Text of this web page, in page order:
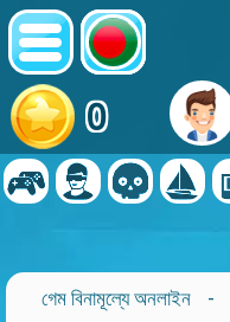
0
গেম বিনামূল্যে অনলাইন -